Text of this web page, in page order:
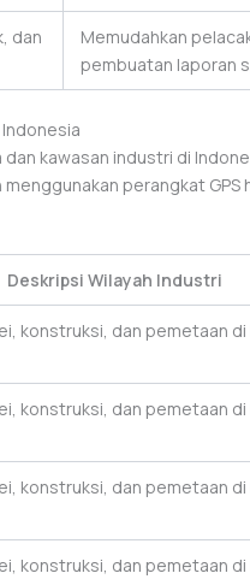
dan
Memudahkan
pembuatan laporan
kawasan industri di
perangkat GPS
Deskripsi Wilayah Industri
konstruksi, dan pemetaan di
konstruksi, dan pemetaan
konstruksi, dan pemetaan
konstruksi, dan pemetaan